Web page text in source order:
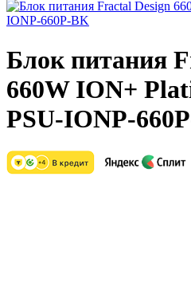
Блок питания
660W ION+
PSU-IONP-